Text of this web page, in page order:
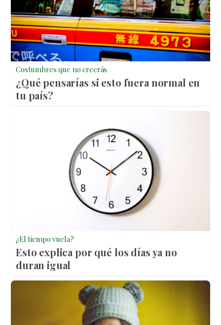
Costumbres que no creerás
¿Qué pensarías si esto fuera normal en
tu país?
¿El tiempo vuela?
Esto explica por qué los días ya no
duran igual